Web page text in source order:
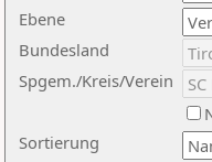
Ebene
Sortierung
Bundesland
Spgem./Kreis/Verein